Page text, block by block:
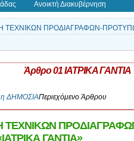
Ανοικτή Διακυβέρνηση
ΤΕΧΝΙΚΩΝ ΠΡΟΔΙΑΓΡΑΦΩΝ-
Άρθρο 01 ΙΑΤΡΙΚΑ ΓΑΝΤΙΑ
ΔΗΜΟΣΙΑΠεριεχόμενο Άρθρου
ΤΕΧΝΙΚΩΝ
ΓΑΝΤΙΑ»